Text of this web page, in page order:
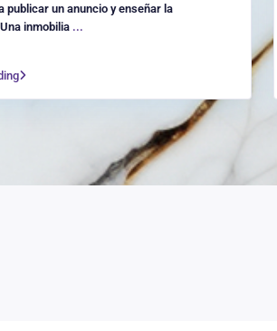
publicar un anuncio y enseñar la
inmobilia ...